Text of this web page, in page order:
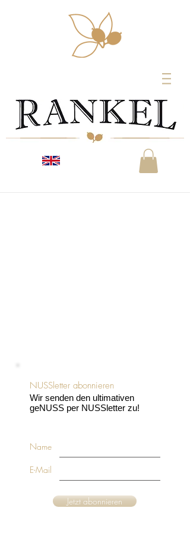
NUSSletter abonnieren
Wir senden den ultimativen
geNUSS per NUSSletter zu!
Name
E-Mail
Jetzt abonnieren